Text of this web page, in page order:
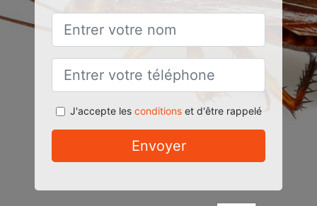
J'accepte les conditionset d'être rappelé
Envoyer